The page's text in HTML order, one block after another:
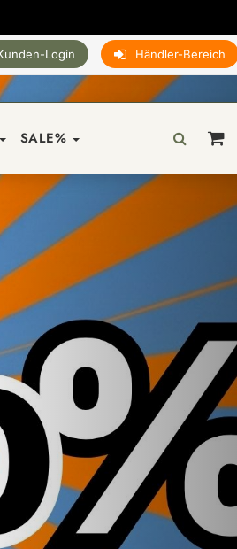
Login Händler-Bereich
SALE%